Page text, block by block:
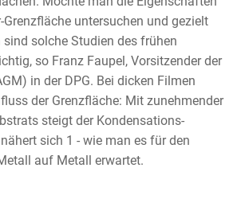
untersuchen und gezielt
sind solche Studien des frühen
so Franz Faupel, Vorsitzender der
in der DPG. Bei dicken Filmen
der Grenzfläche: Mit zunehmender
steigt der Kondensations-
sich 1 - wie man es für den
auf Metall erwartet.